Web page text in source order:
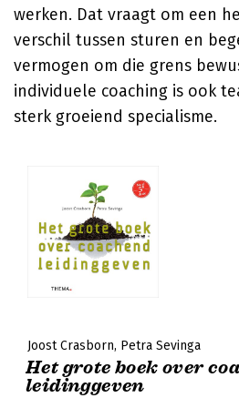
werken. Dat vraagt om een
verschil tussen sturen en
vermogen om die grens
individuele coaching is ook
sterk groeiend specialisme.
Joost Crasborn Petra Sevinga
Het grote boek over
leidinggeven